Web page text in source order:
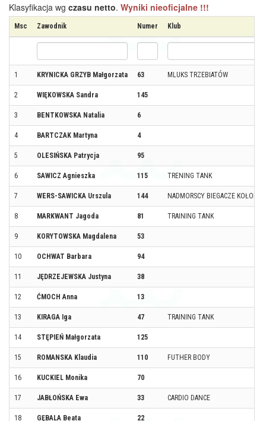
Klasyfikacja wg czasu netto. Wyniki nieoficjalne !!!
Msc Zawodnik Numer Klub
1 KRYNICKA GRZYB Małgorzata 63 MLUKS TRZEBIATÓW
2 WIĘKOWSKA Sandra 145
3 BENTKOWSKA Natalia 6
4 BARTCZAK Martyna 4
5 OLESIŃSKA Patrycja 95
6 SAWICZ Agnieszka 115 TRENING TANK
7 WERS-SAWICKA Urszula 144 NADMORSCY BIEGACZE
8 MARKWANT Jagoda 81 TRAINING TANK
9 KORYTOWSKA Magdalena 53
10 OCHWAT Barbara 94
11 JĘDRZEJEWSKA Justyna 38
12 ĆMOCH Anna 13
13 KIRAGA Iga 47 TRAINING TANK
14 STĘPIEŃ Małgorzata 125
15 ROMANSKA Klaudia 110 FUTHER BODY
16 KUCKIEL Monika 70
17 JABŁOŃSKA Ewa 33 CARDIO DANCE
18 GĘBALA Beata 22